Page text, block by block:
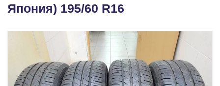
Япония) 195/60 R16